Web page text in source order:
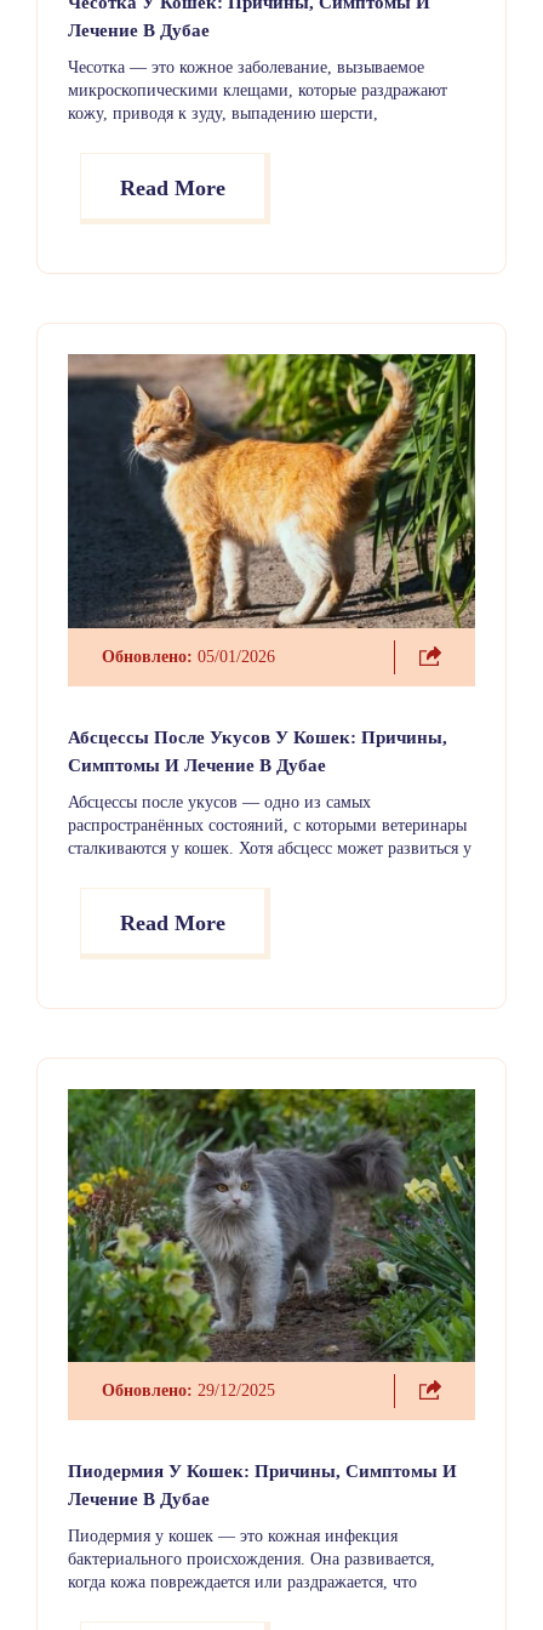
Лечение В Дубае
Чесотка — это кожное заболевание, вызываемое
микроскопическими клещами, которые раздражают
кожу, приводя к зуду, выпадению шерсти,
реже, чем блохи или клещи, она остаётся важной
проблемой для здоровья кошек. При раннем
случаев удаётся добиться хорошего выздоровления.
Read More
Обновлено: 05/01/2026
Абсцессы После Укусов У Кошек: Причины,
Симптомы И Лечение В Дубае
Абсцессы после укусов — одно из самых
распространённых состояний, с которыми ветеринары
сталкиваются у кошек. Хотя абсцесс может развиться у
животные, которые гуляют на улице. Абсцесс после
укуса возникает, когда бактерии с зубов другой кошки
Read More
Обновлено: 29/12/2025
Пиодермия У Кошек: Причины, Симптомы И
Лечение В Дубае
Пиодермия у кошек — это кожная инфекция
бактериального происхождения. Она развивается,
когда кожа повреждается или раздражается, что